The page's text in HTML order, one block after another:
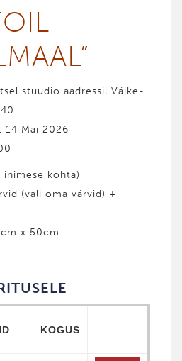
stuudio aadressil Väike-
14 Mai 2026
inimese kohta)
(vali oma värvid) +
x 50cm
KOGUS